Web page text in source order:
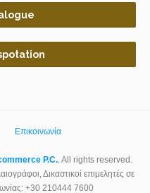
Επικοινωνία
P.C..All rights reserved.
Δικαστικοί επιμελητές σε
+30 210444 7600